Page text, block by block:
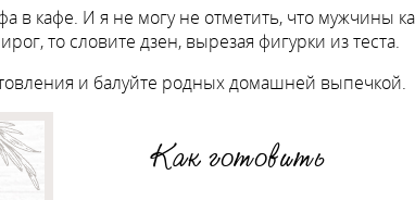
кафе. И я не могу не отметить, что мужчины
то словите дзен, вырезая фигурки из теста.
и балуйте родных домашней выпечкой.
Как готовить